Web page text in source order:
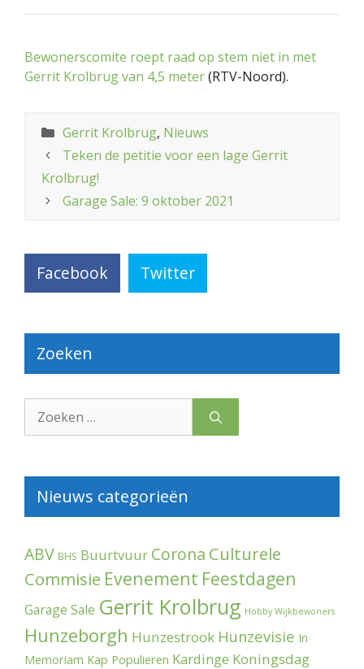
Bewonerscomite roept raad op stem niet in met
Gerrit Krolbrug van 4,5 meter(RTV-Noord).
Categorieën
Gerrit Krolbrug, Nieuws
Teken de petitie voor een lage Gerrit
Krolbrug!
Garage Sale: 9 oktober 2021
Facebook Twitter
Zoeken
naar:
Nieuws categorieën
ABV BHS Buurtvuur Corona Culturele
Commisie Evenement Feestdagen
Garage Sale Gerrit Krolbrug Hobby Wijkbewoners
Hunzeborgh Hunzestrook Hunzevisie In
Memoriam Kap Populieren Kardinge Koningsdag